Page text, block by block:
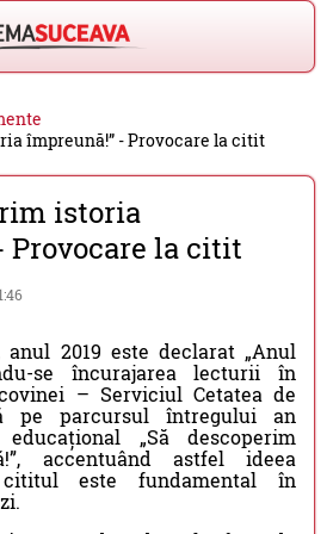
împreună!” - Provocare la citit
istoria
Provocare la citit
2019 este declarat „Anul
se încurajarea lecturii în
– Serviciul Cetatea de
pe parcursul întregului an
„Să descoperim
accentuând astfel ideea
este fundamental în